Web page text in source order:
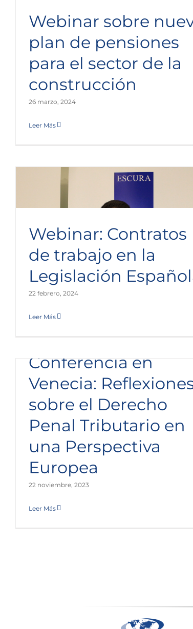
Webinar sobre
plan de pensiones
para el sector de la
construcción
26 marzo, 2024
Leer Más
Jornada sobre el Comercio y
negocios en España
Sala de Prensa
Webinar: Contratos
de trabajo en la
Legislación
22 febrero, 2024
Leer Más
Escura participa en la III Misión IUYA
Sala de Prensa
Conferencia en
Venecia:
sobre el Derecho
Penal Tributario en
una Perspectiva
Europea
22 noviembre, 2023
Leer Más
Best Lawyers nomina a trece
Escura en dieciséis especialidades